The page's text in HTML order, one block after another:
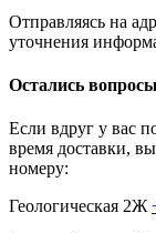
Отправляясь на
уточнения
Остались
Если вдруг у вас
время доставки,
номеру:
Геологическая 2Ж